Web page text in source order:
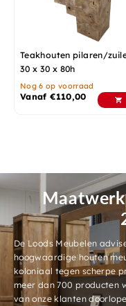
Teakhouten pilaren/
30 x 30 x 80h
Nog 6 op voorraad
Vanaf€110,00
De Loods Meubelen
hoogwaardige houten
koloniaal tegen scherpe
meer dan 700 producten
van onze klanten